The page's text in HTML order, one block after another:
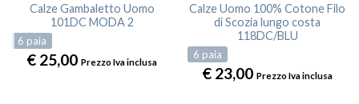
Calze Gambaletto Uomo
101DC MODA 2
6 paia
€ 25,00 Prezzo Iva inclusa
Calze Uomo 100% Cotone Filo
di Scozia lungo costa
118DC/BLU
6 paia
€ 23,00 Prezzo Iva inclusa